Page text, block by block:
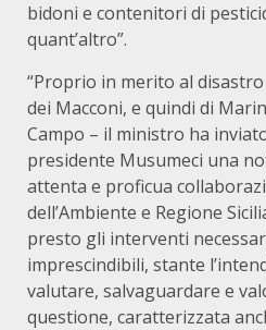
bidoni e contenitori di
quant’altro”.
“Proprio in merito al
dei Macconi, e quindi di
Campo – il ministro ha
presidente Musumeci una
attenta e proficua
dell’Ambiente e Regione
presto gli interventi
imprescindibili, stante
valutare, salvaguardare e
questione, caratterizzata